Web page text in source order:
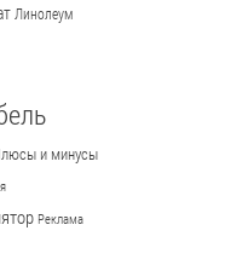
Линолеум
и минусы
Реклама